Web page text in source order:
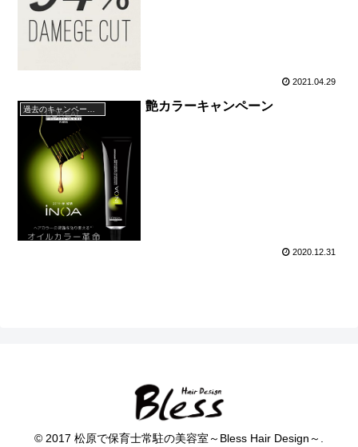
2021.04.29
艶カラーキャンペーン
2020.12.31
© 2017 松原で保育士常駐の美容室～Bless Hair Design～.